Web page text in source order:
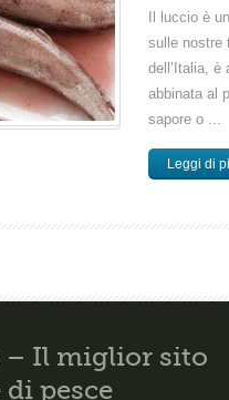
Il luccio è
sulle nostre
dell’Italia, è
abbinata al
sapore o ...
Leggi di
– Il miglior sito
di pesce